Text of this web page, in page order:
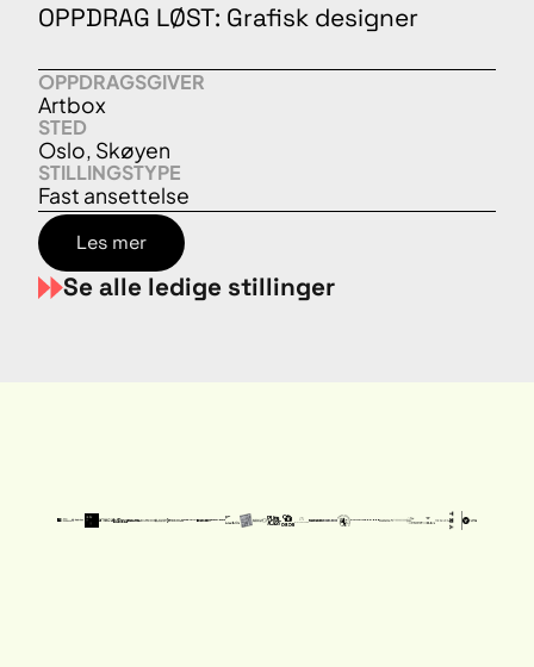
OPPDRAG LØST: Grafisk designer
OPPDRAGSGIVER
Artbox
STED
Oslo, Skøyen
STILLINGSTYPE
Fast ansettelse
Les mer
Se alle ledige stillinger